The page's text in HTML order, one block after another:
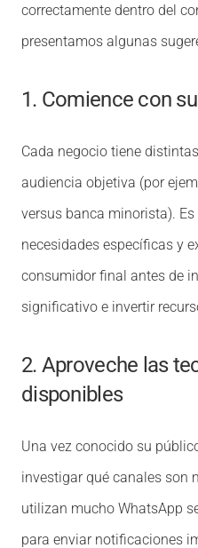
correctamente dentro del
presentamos algunas
1. Comience con
Cada negocio tiene
audiencia objetiva (por
versus banca minorista).
necesidades específicas y
consumidor final antes de
significativo e invertir
2. Aproveche las
disponibles
Una vez conocido su
investigar qué canales son
utilizan mucho WhatsApp
para enviar notificaciones